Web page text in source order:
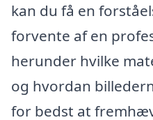
kan du få en
forvente af en
herunder hvilke
og hvordan
for bedst at